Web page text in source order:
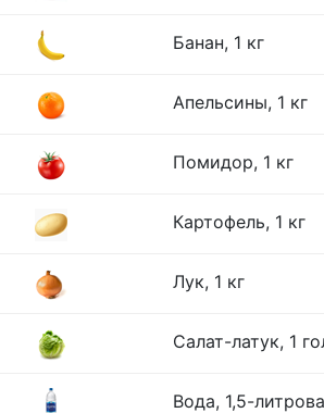
Банан, 1 кг
Апельсины, 1 кг
Помидор, 1 кг
Картофель, 1 кг
Лук, 1 кг
Салат-латук, 1
Вода, 1,5-